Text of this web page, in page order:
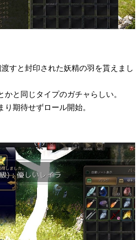
すと封印された妖精の羽を貰えまし
かと同じタイプのガチャらしい。
期待せずロール開始。